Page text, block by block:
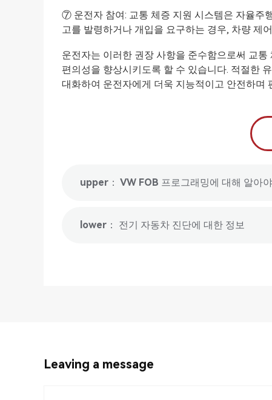
⑦ 운전자 참여: 교통 체증 지원 시스템은 자율주
고를 발령하거나 개입을 요구하는 경우, 차량 제
운전자는 이러한 권장 사항을 준수함으로써 교
편의성을 향상시키도록 할 수 있습니다. 적절한
대화하여 운전자에게 더욱 지능적이고 안전하며
upper： VW FOB 프로그래밍에 대해 알아
lower： 전기 자동차 진단에 대한 정보
Leaving a message